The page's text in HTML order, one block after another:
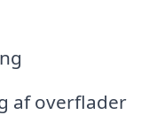
af overflader